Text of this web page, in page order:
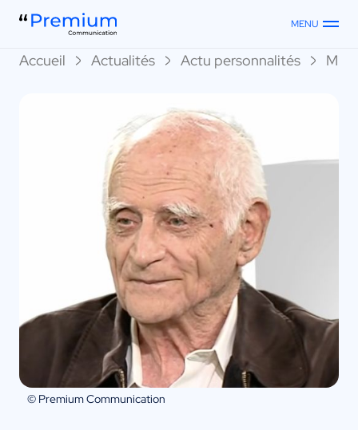
MENU
Accueil Actualités Actu personnalités
© Premium Communication